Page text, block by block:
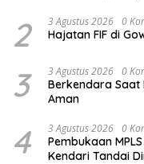
2 3 Agustus 2026 0
Hajatan FIF di
3 3 Agustus 2026 0
Berkendara Saat
Aman
4 3 Agustus 2026 0
Pembukaan
Kendari Tandai